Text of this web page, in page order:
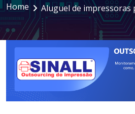
GESTÃO DOCUMENTAL
ASSINATURA DIGITAL
Home Aluguel de impressoras